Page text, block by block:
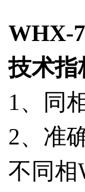
WHX-
技术指
1、同
2、准
不同相